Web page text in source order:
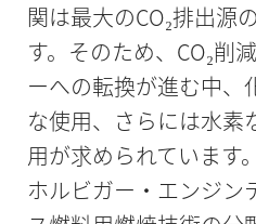
関は最大のCO₂排出源
す。そのため、CO₂削
ーへの転換が進む中、
な使用、さらには水素
用が求められています。
ホルビガー・エンジン